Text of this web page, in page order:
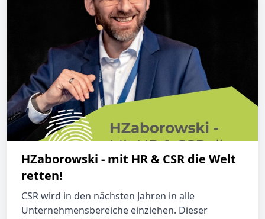
HZaborowski - mit HR & CSR die Welt
retten!
CSR wird in den nächsten Jahren in alle
Unternehmensbereiche einziehen. Dieser